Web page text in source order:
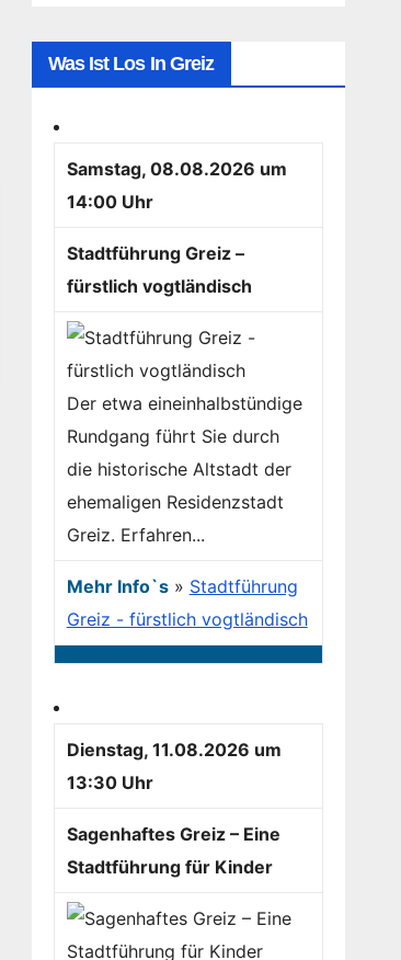
Was Ist Los In Greiz
Samstag, 08.08.2026 um
14:00 Uhr
Stadtführung Greiz –
fürstlich vogtländisch
Der etwa eineinhalbstündige
Rundgang führt Sie durch
die historische Altstadt der
ehemaligen Residenzstadt
Greiz. Erfahren...
Mehr Info`s» Stadtführung
Greiz - fürstlich vogtländisch
Dienstag, 11.08.2026 um
13:30 Uhr
Sagenhaftes Greiz – Eine
Stadtführung für Kinder